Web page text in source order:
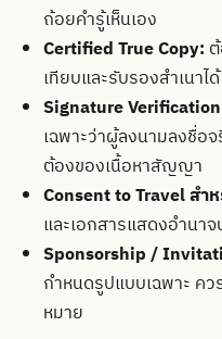
ถ้อยคำรู้เห็นเอง
Certified True Copy:
เทียบและรับรองสำเนาไ
Signature
เฉพาะว่าผู้ลงนามลงชื่อ
ต้องของเนื้อหาสัญญา
Consent to Travel สำ
และเอกสารแสดงอำนา
Sponsorship /
กำหนดรูปแบบเฉพาะ ค
หมาย